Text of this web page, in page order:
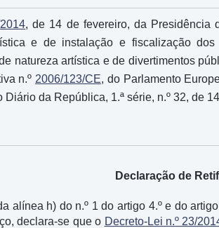
, de 14 de fevereiro, da Presidência
e de instalação e fiscalização
natureza artística e de divertimentos
n.º 2006/123/CE, do Parlamento
da República, 1.ª série, n.º 32, de
Declaração de
alínea h) do n.º 1 do artigo 4.º e do artigo
declara-se que o Decreto-Lei n.º 23/